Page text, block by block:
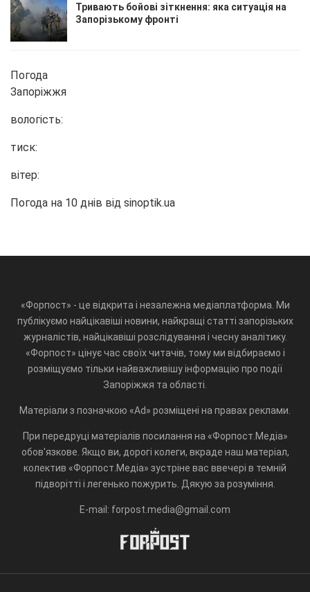
Тривають бойові зіткнення: яка ситуація на
Запорізькому фронті
Погода
Запоріжжя
вологість:
тиск:
вітер:
Погода на 10 днів від sinoptik.ua
«Форпост» - це відкрита і незалежна медіаплатформа. Ми
публікуємо найцікавіші новини, найкращі статті запорізьких
журналістів, найцікавіші розслідування і чесну аналітику.
«Форпост» цінує час своїх читачів, тому ми відбираємо і
розміщуємо тільки найважливішу інформацію про події
Запоріжжя та області.
Матеріали з позначкою «Ad» розміщені на правах реклами.
При передруці матеріалів посилання на «Форпост.Медіа»
обов'язкове. Якщо ви, дорогі колеги, вкраде наш матеріал,
колектив «Форпост.Медіа» зустріне вас ввечері в темній
підворітті і легенько пожурить. Дякую за розуміння.
E-mail: forpost.media@gmail.com